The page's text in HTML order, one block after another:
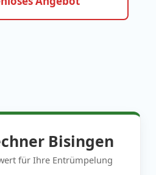
Bisingen
für Ihre Entrümpelung